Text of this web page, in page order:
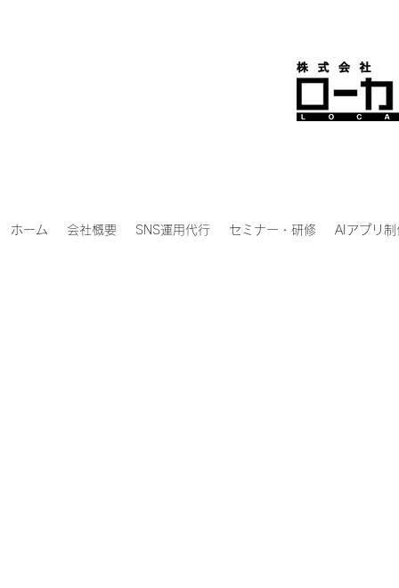
ホーム 会社概要 SNS運用代行 セミナー・研修 AIアプリ制